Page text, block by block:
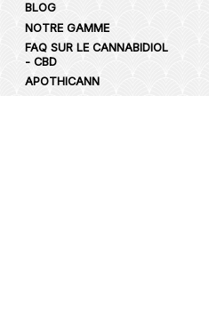
BLOG
NOTRE GAMME
FAQ SUR LE CANNABIDIOL
- CBD
APOTHICANN